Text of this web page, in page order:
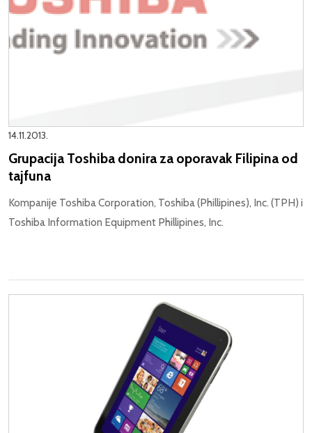
14.11.2013.
Grupacija Toshiba donira za oporavak Filipina od
tajfuna
Kompanije Toshiba Corporation, Toshiba (Phillipines), Inc. (TPH) i
Toshiba Information Equipment Phillipines, Inc.